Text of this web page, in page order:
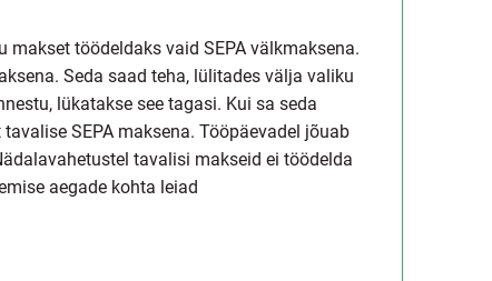
töödeldaks vaid SEPA välkmaksena.
Seda saad teha, lülitades välja valiku
lükatakse see tagasi. Kui sa seda
SEPA maksena. Tööpäevadel jõuab
tavalisi makseid ei töödelda
aegade kohta leiad